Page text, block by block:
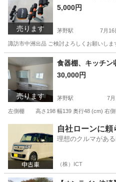
売ります
5,000円
茅野駅 7月16
諏訪市中洲出品 ご検討よろしくお願いしま
長野 諏訪市 茅野駅 フィッ
売ります
食器棚、キッチン
30,000円
茅野駅 7月
左側棚 高さ198 幅139 奥行48 (cm) 右側
茅野駅 収納家具
自社ローンに
理想のクルマがあ
（株）ICT